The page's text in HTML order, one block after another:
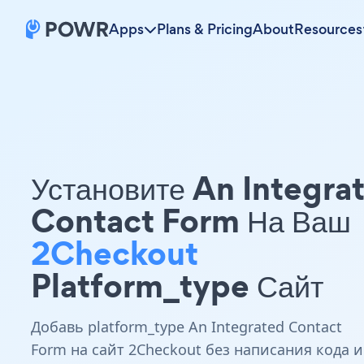
Apps Plans & PricingAboutResources
Установите An
Contact Form На Ваш
2Checkout
Platform_type Сайт
Добавь platform_type An Integrated Contact
Form на сайт 2Checkout без написания кода и